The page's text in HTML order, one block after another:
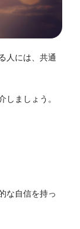
人には、共通
しましょう。
な自信を持っ